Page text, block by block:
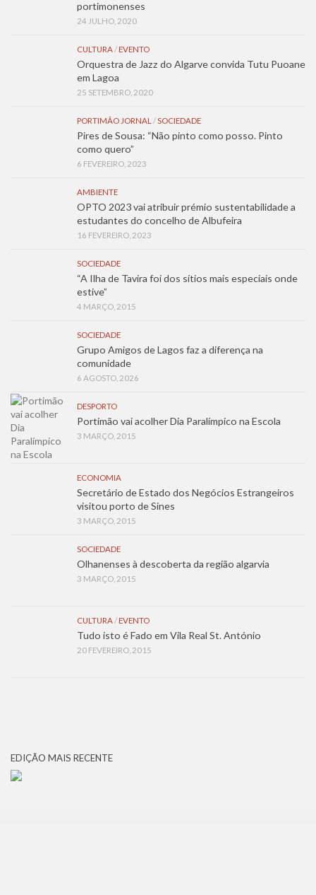
portimonenses
24 JULHO, 2020
CULTURA/ EVENTO
Orquestra de Jazz do Algarve convida Tutu Puoane
em Lagoa
25 SETEMBRO, 2020
PORTIMÃO JORNAL /SOCIEDADE
Pires de Sousa: “Não pinto como posso. Pinto
como quero”
6 FEVEREIRO, 2023
AMBIENTE
OPTO 2023 vai atribuir prémio sustentabilidade a
estudantes do concelho de Albufeira
16 FEVEREIRO, 2023
SOCIEDADE
“A Ilha de Tavira foi dos sítios mais especiais onde
estive”
4 MARÇO, 2015
SOCIEDADE
Grupo Amigos de Lagos faz a diferença na
comunidade
6 AGOSTO, 2026
DESPORTO
Portimão vai acolher Dia Paralímpico na Escola
3 MARÇO, 2015
ECONOMIA
Secretário de Estado dos Negócios Estrangeiros
visitou porto de Sines
3 MARÇO, 2015
SOCIEDADE
Olhanenses à descoberta da região algarvia
3 MARÇO, 2015
CULTURA/ EVENTO
Tudo isto é Fado em Vila Real St. António
20 FEVEREIRO, 2015
EDIÇÃO MAIS RECENTE